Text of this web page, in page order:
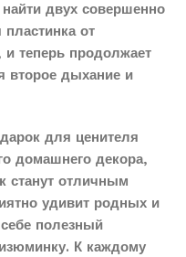
двух совершенно
от
теперь продолжает
второе дыхание и
для ценителя
домашнего декора,
станут отличным
удивит родных и
полезный
К каждому